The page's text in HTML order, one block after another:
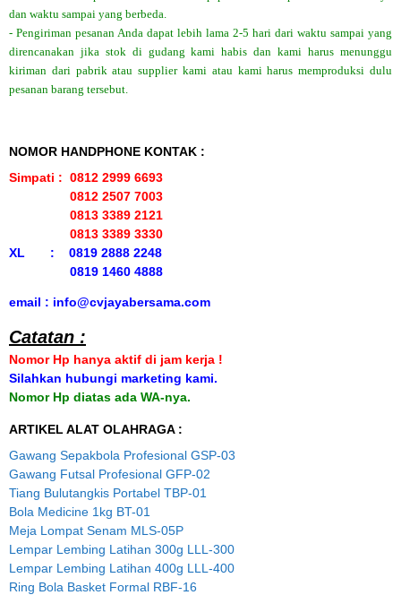
dan waktu sampai yang berbeda.
- Pengiriman pesanan Anda dapat lebih lama 2-5 hari dari waktu sampai yang
direncanakan jika stok di gudang kami habis dan kami harus menunggu
kiriman dari pabrik atau supplier kami atau kami harus memproduksi dulu
pesanan barang tersebut.
NOMOR HANDPHONE KONTAK :
Simpati : 0812 2999 6693
0812 2507 7003
0813 3389 2121
0813 3389 3330
XL : 0819 2888 2248
0819 1460 4888
email : info@cvjayabersama.com
Catatan :
Nomor Hp hanya aktif di jam kerja !
Silahkan hubungi marketing kami.
Nomor Hp diatas ada WA-nya.
ARTIKEL ALAT OLAHRAGA :
Gawang Sepakbola Profesional GSP-03
Gawang Futsal Profesional GFP-02
Tiang Bulutangkis Portabel TBP-01
Bola Medicine 1kg BT-01
Meja Lompat Senam MLS-05P
Lempar Lembing Latihan 300g LLL-300
Lempar Lembing Latihan 400g LLL-400
Ring Bola Basket Formal RBF-16